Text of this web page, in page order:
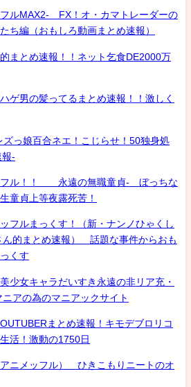
ルMAX2- FX！オ・カマトレーダーの
編（おもしろ動画まとめ速報）
まとめ速報！！ネット乞食DE2000万
ゲ男の髪ってるまとめ速報！！激しく
ズっ娘百合ネエ！こじらせ！50独身処
報-
フル！！ 永遠の無職童貞- ぼっちな
童貞上等夜露死苦！
フルまっくす！（新・ナンノひゃくし
ん的まとめ速報） 話題な事件からおも
くす
少女キャラだいすき永遠の非リア充・
アの為のマニアックサイト
まとめ速報！キモデブロリコ
活！激動の1750日
ニメッフル） ひきこもりニートのオ